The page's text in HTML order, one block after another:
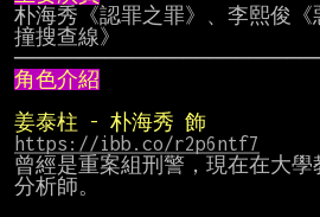
朴海秀《認罪之罪》、李熙俊
撞搜查線》
角色介紹
姜泰柱 - 朴海秀 飾
https://ibb.co/r2p6ntf7
曾經是重案組刑警，現在在大
分析師。